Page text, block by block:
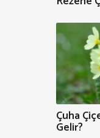
Çuha
Gelir?